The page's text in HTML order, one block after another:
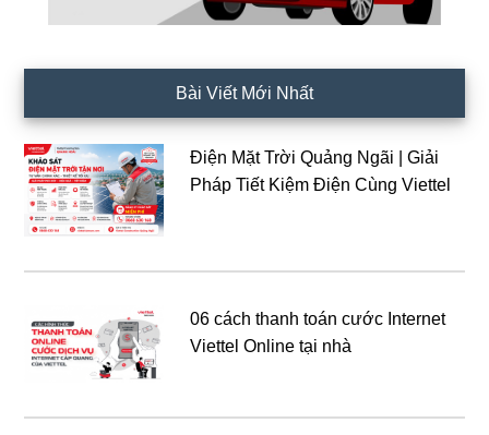
Bài Viết Mới Nhất
Điện Mặt Trời Quảng Ngãi | Giải
Pháp Tiết Kiệm Điện Cùng Viettel
06 cách thanh toán cước Internet
Viettel Online tại nhà